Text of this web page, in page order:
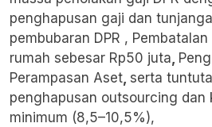
penghapusan gaji dan
pembubaran DPR ,
rumah sebesar Rp50 juta,
Perampasan Aset, serta
penghapusan outsourcing dan
minimum (8,5–10,5%),